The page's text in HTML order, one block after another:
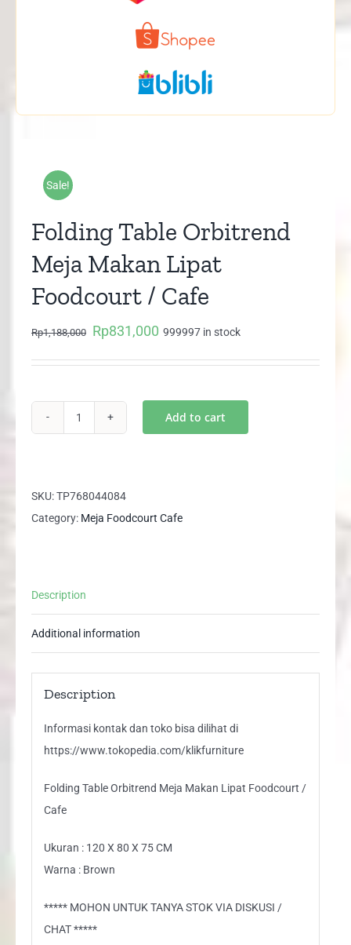
Sale!
Folding Table Orbitrend
Meja Makan Lipat
Foodcourt / Cafe
Rp1,188,000
Original
Rp831,000 Current
999997 in stock
Meja
Makan
Cafe
Add to cart
SKU:TP768044084
Category: Meja Foodcourt Cafe
Description
Additional information
Description
Informasi kontak dan toko bisa dilihat di
https://www.tokopedia.com/klikfurniture
Folding Table Orbitrend Meja Makan Lipat Foodcourt /
Cafe
Ukuran : 120 X 80 X 75 CM
Warna : Brown
***** MOHON UNTUK TANYA STOK VIA DISKUSI /
CHAT *****